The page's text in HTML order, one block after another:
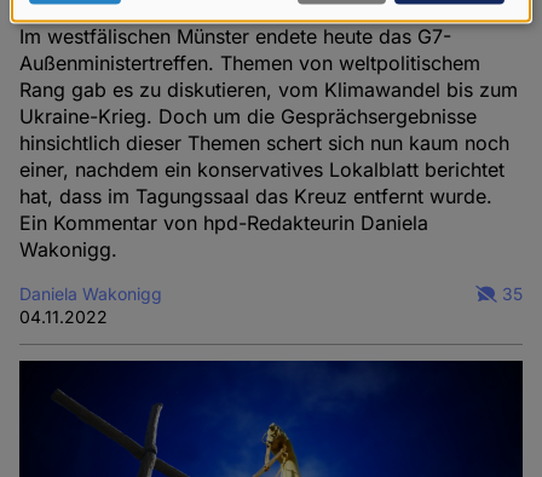
Im westfälischen Münster endete heute das G7-
Außenministertreffen. Themen von weltpolitischem
Rang gab es zu diskutieren, vom Klimawandel bis zum
Ukraine-Krieg. Doch um die Gesprächsergebnisse
hinsichtlich dieser Themen schert sich nun kaum noch
einer, nachdem ein konservatives Lokalblatt berichtet
hat, dass im Tagungssaal das Kreuz entfernt wurde.
Ein Kommentar von hpd-Redakteurin Daniela
Wakonigg.
Daniela Wakonigg
04.11.2022
35
Daten
und
Cookies